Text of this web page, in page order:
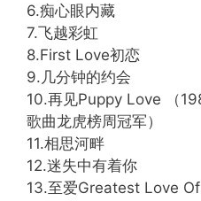
6.痴心眼内藏
7.飞越彩虹
8.First Love初恋
9.几分钟的约会
10.再见Puppy Love （
歌曲龙虎榜周冠军）
11.相思河畔
12.迷失中有着你
13.至爱Greatest Love